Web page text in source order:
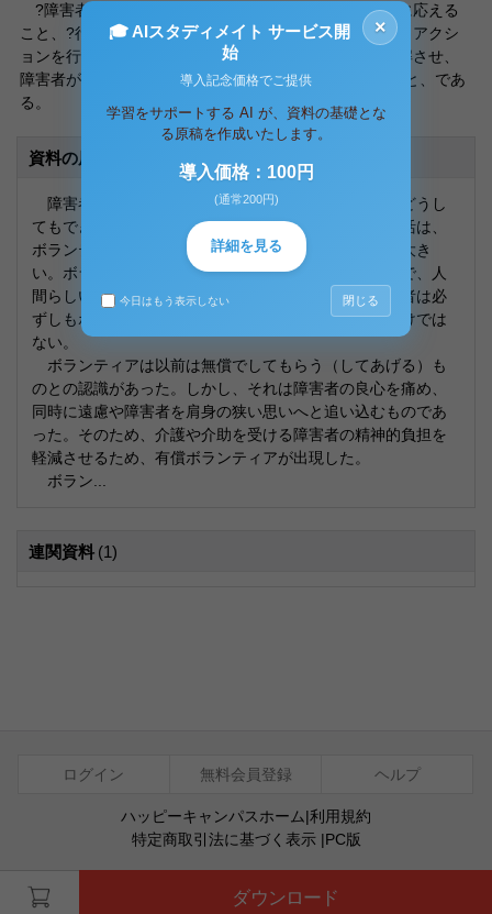
?障害者自身の自立や発達的課題や生活拡充のニーズに応える
こと、?行政的施策へのアドバイスをして、ソーシャル・アクシ
ョンを行うこと、?地域住民に障害者の抱える問題を理解させ、
障害者が受け入れられる社会の基盤づくりをしていくこと、であ
る。
資料の原本内容
障害者には、それぞれがもつ障害の種類によって、どうし
てもできない行動がある。そのため、障害者の日常生活は、
ボランティアの善意の活動による在宅介護への依存が大き
い。ボランティアの活動は、障害者の生活をより快適で、人
間らしいものにするためのものである。しかし、障害者は必
ずしもボランティアが行う介護の全てを望んでいるわけでは
ない。
ボランティアは以前は無償でしてもらう（してあげる）も
のとの認識があった。しかし、それは障害者の良心を痛め、
同時に遠慮や障害者を肩身の狭い思いへと追い込むものであ
った。そのため、介護や介助を受ける障害者の精神的負担を
軽減させるため、有償ボランティアが出現した。
ボラン...
連関資料 (1)
ダウンロード
ログイン 無料会員登録 ヘルプ
ハッピーキャンパスホーム|利用規約
特定商取引法に基づく表示|PC版
×
🎓 AIスタディメイト サービス開
始
導入記念価格でご提供
学習をサポートする AI が、資料の基礎とな
る原稿を作成いたします。
導入価格：100円
(通常200円)
詳細を見る
今日はもう表示しない 閉じる